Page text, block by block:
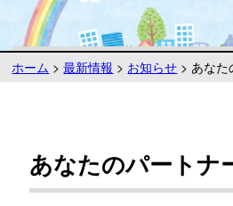
ホーム >最新情報 > お知らせ >あなた
あなたのパートナ